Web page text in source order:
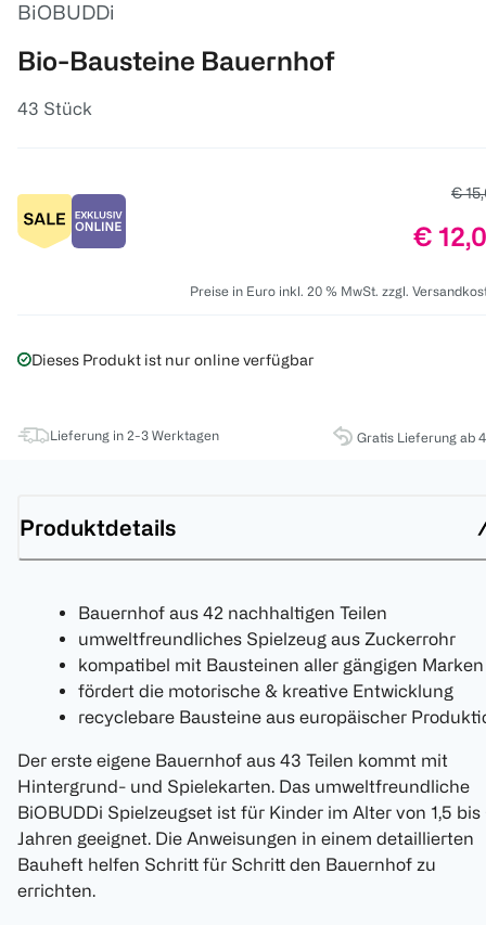
BiOBUDDi
Bio-Bausteine Bauernhof
43 Stück
€
Preis:
€
Preise in Euro inkl. 20 % MwSt. zzgl.
Dieses Produkt ist nur online verfügbar
Lieferung in 2-3 Werktagen Gratis Lieferung ab
Produktdetails
Bauernhof aus 42 nachhaltigen Teilen
umweltfreundliches Spielzeug aus Zuckerrohr
kompatibel mit Bausteinen aller gängigen Marken
fördert die motorische & kreative Entwicklung
recyclebare Bausteine aus europäischer
Der erste eigene Bauernhof aus 43 Teilen kommt mit
Hintergrund- und Spielekarten. Das umweltfreundliche
BiOBUDDi Spielzeugset ist für Kinder im Alter von 1,5 bis
Jahren geeignet. Die Anweisungen in einem detaillierten
Bauheft helfen Schritt für Schritt den Bauernhof zu
errichten.